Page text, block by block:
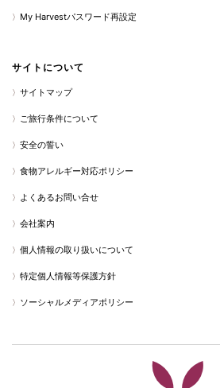
My Harvestパスワード再設定
サイトについて
サイトマップ
ご旅行条件について
安全の誓い
食物アレルギー対応ポリシー
よくあるお問い合せ
会社案内
個人情報の取り扱いについて
特定個人情報等保護方針
ソーシャルメディアポリシー